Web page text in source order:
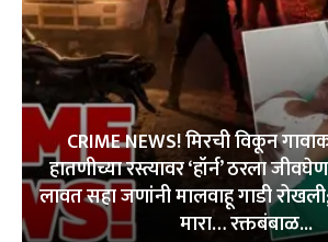
CRIME NEWS! मिरची विकून
हातणीच्या रस्त्यावर ‘हॉर्न’ ठरला
लावत सहा जणांनी मालवाहू गाडी
मारा… रक्तबंबाळ...